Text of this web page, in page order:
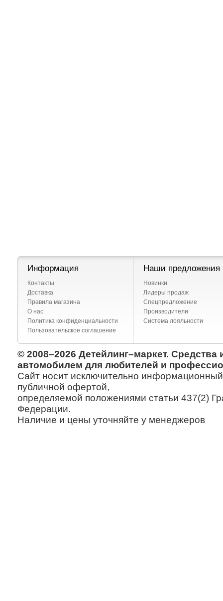
Информация
Контакты
Доставка
Правила магазина
О нас
Политика конфиденциальности
Пользовательское соглашение
Наши предложения
Новинки
Лидеры продаж
Спецпредложение
Производители
Система лояльности
© 2008–2026 Детейлинг–маркет. Средства
автомобилем для любителей и
Сайт носит исключительно информационный
публичной офертой,
определяемой положениями статьи 437(2)
Федерации.
Наличие и цены уточняйте у менеджеров